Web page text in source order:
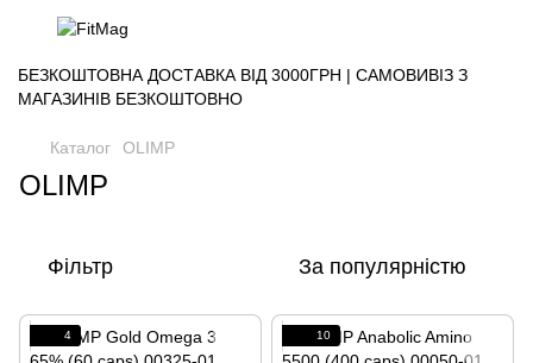
БЕЗКОШТОВНА ДОСТАВКА ВІД 3000ГРН | САМОВИВІЗ З
МАГАЗИНІВ БЕЗКОШТОВНО
Каталог OLIMP
OLIMP
Фільтр За популярністю
4 10